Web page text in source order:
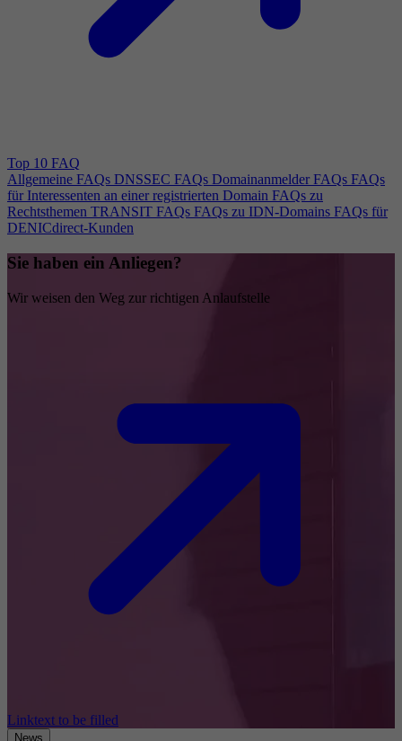
Top 10 FAQ
Allgemeine FAQs DNSSEC FAQs Domainanmelder FAQs FAQs
für Interessenten an einer registrierten Domain FAQs zu
Rechtsthemen TRANSIT FAQs FAQs zu IDN-Domains FAQs für
DENICdirect-Kunden
Sie haben ein Anliegen?
Wir weisen den Weg zur richtigen Anlaufstelle
Linktext to be filled
News